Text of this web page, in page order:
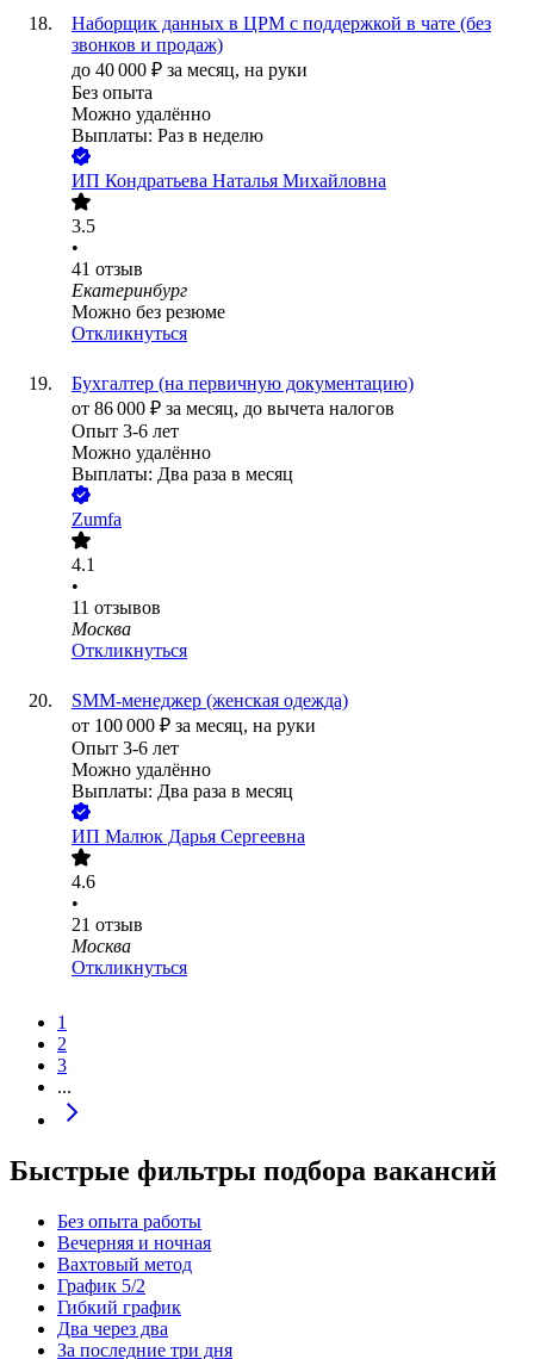
Наборщик данных в ЦРМ с поддержкой в чате (без
звонков и продаж)
до 40 000 ₽ за месяц, на руки
Без опыта
Можно удалённо
Выплаты: Раз в неделю
ИП Кондратьева Наталья Михайловна
3.5
•
41 отзыв
Екатеринбург
Можно без резюме
Откликнуться
Бухгалтер (на первичную документацию)
от 86 000 ₽ за месяц, до вычета налогов
Опыт 3-6 лет
Можно удалённо
Выплаты: Два раза в месяц
Zumfa
4.1
•
11 отзывов
Москва
Откликнуться
SMM-менеджер (женская одежда)
от 100 000 ₽ за месяц, на руки
Опыт 3-6 лет
Можно удалённо
Выплаты: Два раза в месяц
ИП Малюк Дарья Сергеевна
4.6
•
21 отзыв
Москва
Откликнуться
1
2
3
...
Быстрые фильтры подбора вакансий
Без опыта работы
Вечерняя и ночная
Вахтовый метод
График 5/2
Гибкий график
Два через два
За последние три дня